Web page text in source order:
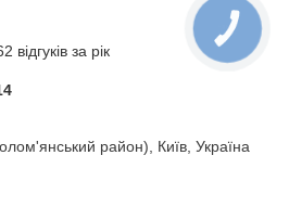
за рік
район), Київ, Україна